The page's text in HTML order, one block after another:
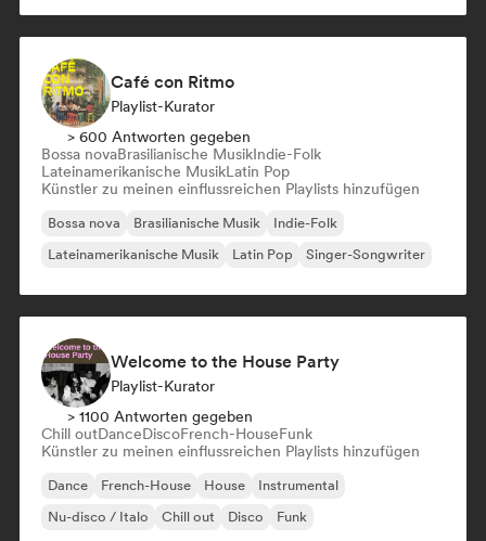
Café con Ritmo
Playlist-Kurator
> 600 Antworten gegeben
Bossa novaBrasilianische MusikIndie-Folk
Lateinamerikanische MusikLatin Pop
Künstler zu meinen einflussreichen Playlists hinzufügen
Bossa nova Brasilianische Musik
Indie-Folk
Lateinamerikanische Musik
Latin Pop Singer-Songwriter
Welcome to the House Party
Playlist-Kurator
> 1100 Antworten gegeben
Chill outDanceDiscoFrench-HouseFunk
Künstler zu meinen einflussreichen Playlists hinzufügen
Dance French-House House
Instrumental
Nu-disco / Italo
Chill out Disco Funk